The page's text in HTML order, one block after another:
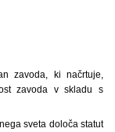
zavoda, ki načrtuje,
zavoda v skladu s
sveta določa statut